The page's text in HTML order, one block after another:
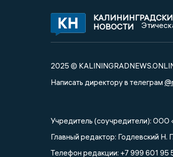
НОВОСТИ
2025 ©
Написать директору в телеграм
Учредитель (соучредители):
Главный редактор: Годлевский Н. Г.
Телефон редакции: +7 999 601 95